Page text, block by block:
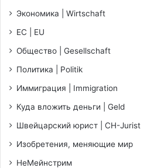
Экономика | Wirtschaft
ЕС | EU
Общество | Gesellschaft
Политика | Politik
Иммиграция | Immigration
Куда вложить деньги | Geld
Швейцарский юрист | CH-Jurist
Изобретения, меняющие мир
НеМейнстрим